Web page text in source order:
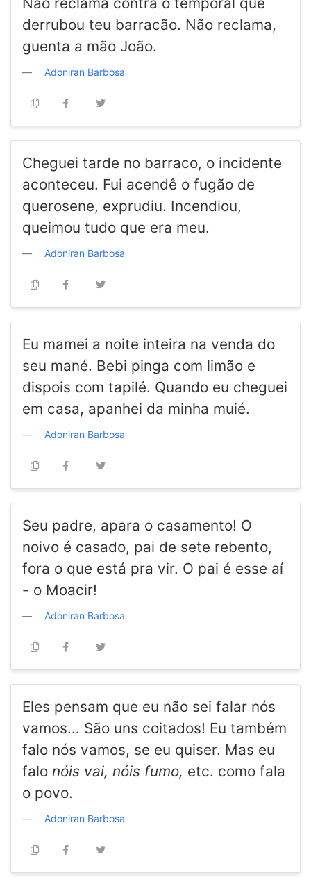
derrubou teu barracão. Não reclama,
guenta a mão João.
Adoniran Barbosa
Cheguei tarde no barraco, o incidente
aconteceu. Fui acendê o fugão de
querosene, exprudiu. Incendiou,
queimou tudo que era meu.
Adoniran Barbosa
Eu mamei a noite inteira na venda do
seu mané. Bebi pinga com limão e
dispois com tapilé. Quando eu cheguei
em casa, apanhei da minha muié.
Adoniran Barbosa
Seu padre, apara o casamento! O
noivo é casado, pai de sete rebento,
fora o que está pra vir. O pai é esse aí
- o Moacir!
Adoniran Barbosa
Eles pensam que eu não sei falar nós
vamos... São uns coitados! Eu também
falo nós vamos, se eu quiser. Mas eu
falo nóis vai, nóis fumo, etc. como fala
o povo.
Adoniran Barbosa